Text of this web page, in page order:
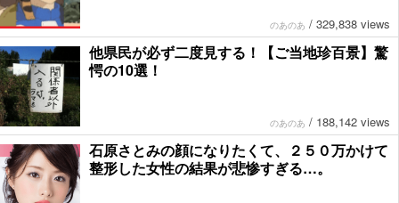
のあのあ / 329,838 views
他県民が必ず二度見する！【ご当地珍百景】驚
愕の10選！
のあのあ / 188,142 views
石原さとみの顔になりたくて、２５０万かけて
整形した女性の結果が悲惨すぎる…。